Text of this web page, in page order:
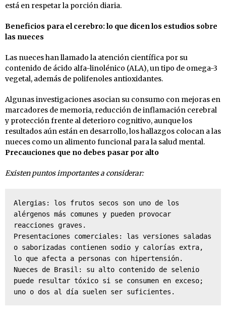
está en respetar la porción diaria.
Beneficios para el cerebro: lo que dicen los estudios sobre
las nueces
Las nueces han llamado la atención científica por su
contenido de ácido alfa-linolénico (ALA), un tipo de omega-3
vegetal, además de polifenoles antioxidantes.
Algunas investigaciones asocian su consumo con mejoras en
marcadores de memoria, reducción de inflamación cerebral
y protección frente al deterioro cognitivo, aunque los
resultados aún están en desarrollo, los hallazgos colocan a las
nueces como un alimento funcional para la salud mental.
Precauciones que no debes pasar por alto
Existen puntos importantes a considerar:
Alergias: los frutos secos son uno de los
alérgenos más comunes y pueden provocar
reacciones graves.
Presentaciones comerciales: las versiones saladas
o saborizadas contienen sodio y calorías extra,
lo que afecta a personas con hipertensión.
Nueces de Brasil: su alto contenido de selenio
puede resultar tóxico si se consumen en exceso;
uno o dos al día suelen ser suficientes.